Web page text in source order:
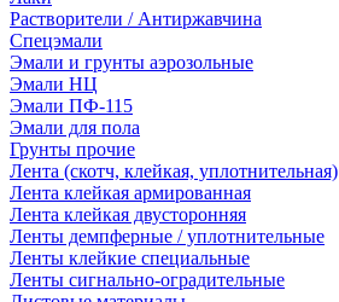
Растворители / Антиржавчина
Спецэмали
Эмали и грунты аэрозольные
Эмали НЦ
Эмали ПФ-115
Эмали для пола
Грунты прочие
Лента (скотч, клейкая, уплотнительная)
Лента клейкая армированная
Лента клейкая двусторонняя
Ленты демпферные / уплотнительные
Ленты клейкие специальные
Ленты сигнально-оградительные